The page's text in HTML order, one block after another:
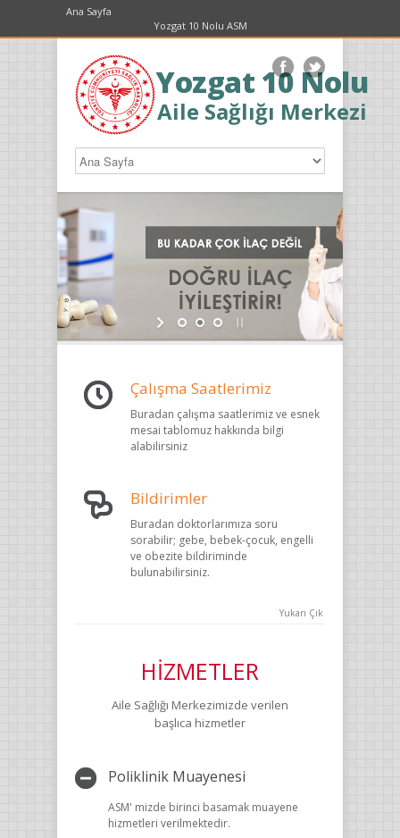
Ana Sayfa
Yozgat 10 Nolu ASM
Yozgat 10 Nolu
Aile Sağlığı Merkezi
Çalışma Saatlerimiz
Buradan çalışma saatlerimiz ve esnek
mesai tablomuz hakkında bilgi
alabilirsiniz
Bildirimler
Buradan doktorlarımıza soru
sorabilir; gebe, bebek-çocuk, engelli
ve obezite bildiriminde
bulunabilirsiniz.
Yukarı Çık
HİZMETLER
Aile Sağlığı Merkezimizde verilen
başlıca hizmetler
Poliklinik Muayenesi
ASM' mizde birinci basamak muayene
hizmetleri verilmektedir.